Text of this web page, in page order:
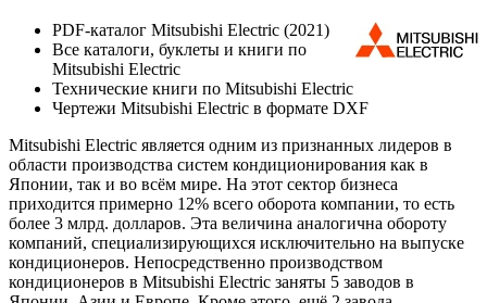
PDF-каталог Mitsubishi Electric (2021)
Все каталоги, буклеты и книги по
Mitsubishi Electric
Технические книги по Mitsubishi Electric
Чертежи Mitsubishi Electric в формате DXF
Mitsubishi Electric является одним из признанных лидеров в
области производства систем кондиционирования как в
Японии, так и во всём мире. На этот сектор бизнеса
приходится примерно 12% всего оборота компании, то есть
более 3 млрд. долларов. Эта величина аналогична обороту
компаний, специализирующихся исключительно на выпуске
кондиционеров. Непосредственно производством
кондиционеров в Mitsubishi Electric заняты 5 заводов в